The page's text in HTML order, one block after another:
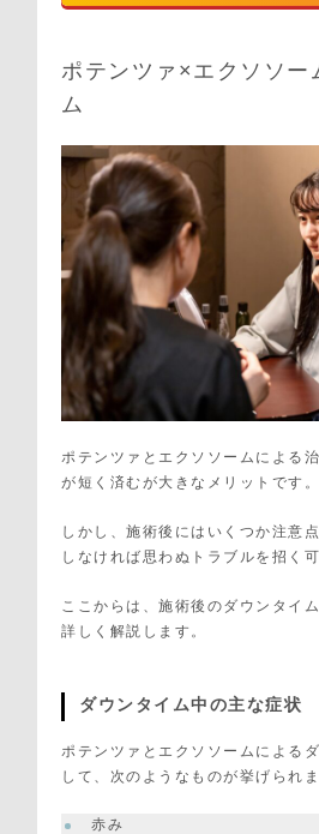
ポテンツァ×エクソソー
ム
ポテンツァとエクソソームによる
が短く済むが大きなメリットです。
しかし、施術後にはいくつか注意
しなければ思わぬトラブルを招く
ここからは、施術後のダウンタイ
詳しく解説します。
ダウンタイム中の主な症状
ポテンツァとエクソソームによる
して、次のようなものが挙げられま
赤み